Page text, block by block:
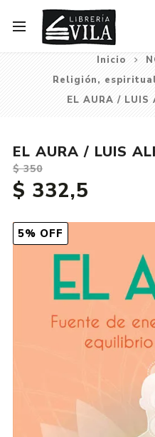
Inicio
Religión,
EL AURA / LUIS
5% OFF
EL AURA / LUIS
$ 350
$ 332,5